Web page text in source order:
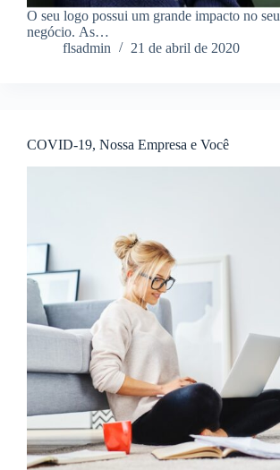
O seu logo possui um grande impacto no seu
negócio. As…
flsadmin
21 de abril de 2020
COVID-19, Nossa Empresa e Você